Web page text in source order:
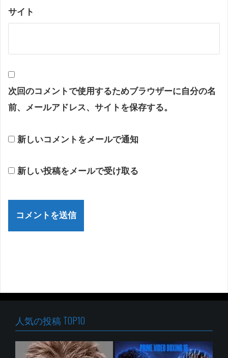
サイト
次回のコメントで使用するためブラウザーに自分の名
前、メールアドレス、サイトを保存する。
新しいコメントをメールで通知
新しい投稿をメールで受け取る
人気の投稿 TOP10